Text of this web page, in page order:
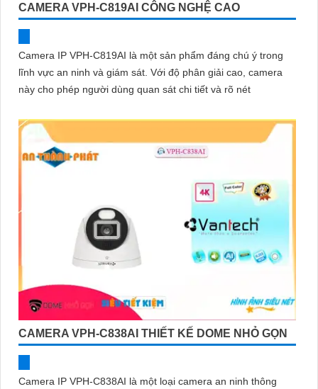
CAMERA VPH-C819AI CÔNG NGHỆ CAO
Camera IP VPH-C819AI là một sản phẩm đáng chú ý trong
lĩnh vực an ninh và giám sát. Với độ phân giải cao, camera
này cho phép người dùng quan sát chi tiết và rõ nét
CAMERA VPH-C838AI THIẾT KẾ DOME NHỎ GỌN
Camera IP VPH-C838AI là một loại camera an ninh thông